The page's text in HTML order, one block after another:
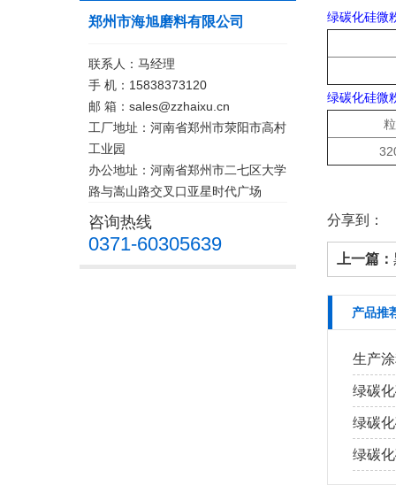
郑州市海旭磨料有限公司
联系人：马经理
手 机：15838373120
邮 箱：sales@zzhaixu.cn
工厂地址：河南省郑州市荥阳市高村
工业园
办公地址：河南省郑州市二七区大学
路与嵩山路交叉口亚星时代广场
咨询热线
0371-60305639
绿碳化硅微
绿碳化硅微
分享到：
上一篇：
产品推
生产
绿碳
绿碳
绿碳